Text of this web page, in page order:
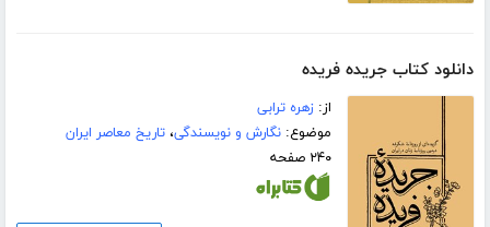
دانلود کتاب جریده فریده
از:زهره ترابی
موضوع:نگارش و نویسندگی،تاریخ معاصر ایران
۲۴۰ صفحه